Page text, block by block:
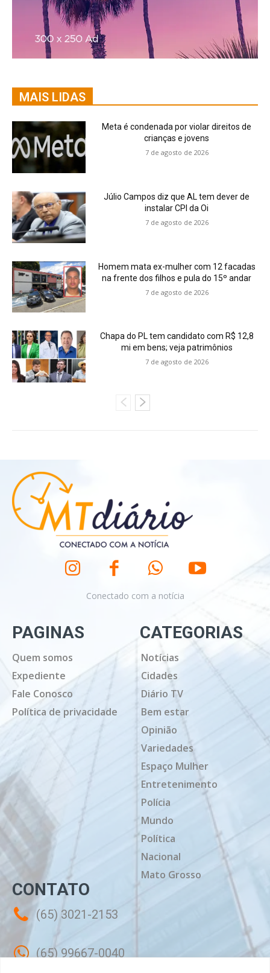
MAIS LIDAS
Meta é condenada por violar direitos de
crianças e jovens
7 de agosto de 2026
Júlio Campos diz que AL tem dever de
instalar CPI da Oi
7 de agosto de 2026
Homem mata ex-mulher com 12 facadas
na frente dos filhos e pula do 15º andar
7 de agosto de 2026
Chapa do PL tem candidato com R$ 12,8
mi em bens; veja patrimônios
7 de agosto de 2026
Conectado com a notícia
PAGINAS
Quem somos
Expediente
Fale Conosco
Política de privacidade
CATEGORIAS
Notícias
Cidades
Diário TV
Bem estar
Opinião
Variedades
Espaço Mulher
Entretenimento
Polícia
Mundo
Política
Nacional
Mato Grosso
CONTATO
(65) 3021-2153
(65) 99667-0040